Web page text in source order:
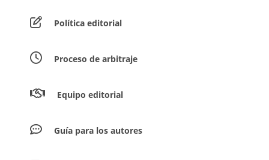
Política editorial
Proceso de arbitraje
Equipo editorial
Guía para los autores